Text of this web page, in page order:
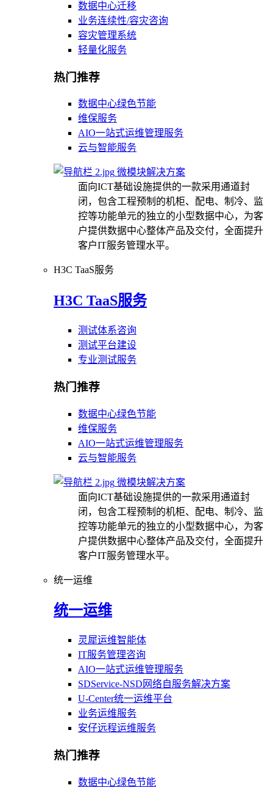
数据中心迁移
业务连续性/容灾咨询
容灾管理系统
轻量化服务
热门推荐
数据中心绿色节能
维保服务
AIO一站式运维管理服务
云与智能服务
微模块解决方案
面向ICT基础设施提供的一款采用通道封
闭，包含工程预制的机柜、配电、制冷、监
控等功能单元的独立的小型数据中心，为客
户提供数据中心整体产品及交付，全面提升
客户IT服务管理水平。
H3C TaaS服务
H3C TaaS服务
测试体系咨询
测试平台建设
专业测试服务
热门推荐
数据中心绿色节能
维保服务
AIO一站式运维管理服务
云与智能服务
微模块解决方案
面向ICT基础设施提供的一款采用通道封
闭，包含工程预制的机柜、配电、制冷、监
控等功能单元的独立的小型数据中心，为客
户提供数据中心整体产品及交付，全面提升
客户IT服务管理水平。
统一运维
统一运维
灵犀运维智能体
IT服务管理咨询
AIO一站式运维管理服务
SDService-NSD网络自服务解决方案
U-Center统一运维平台
业务运维服务
安仔远程运维服务
热门推荐
数据中心绿色节能